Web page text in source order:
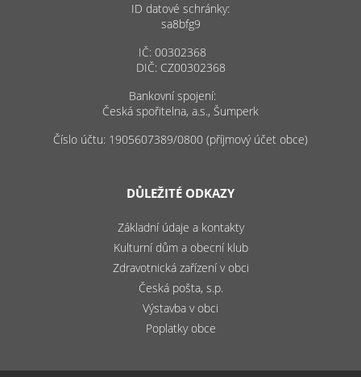
ID datové schránky:
sa8bfg9
IČ: 00302368
DIČ: CZ00302368
Bankovní spojení:
Česká spořitelna, a.s., Šumperk
Číslo účtu: 1905607389/0800 (příjmový účet obce)
DŮLEŽITÉ ODKAZY
Základní údaje a kontakty
Kulturní dům a obecní klub
Zdravotnická zařízení v obci
Česká pošta, s.p.
Výstavba v obci
Poplatky obce